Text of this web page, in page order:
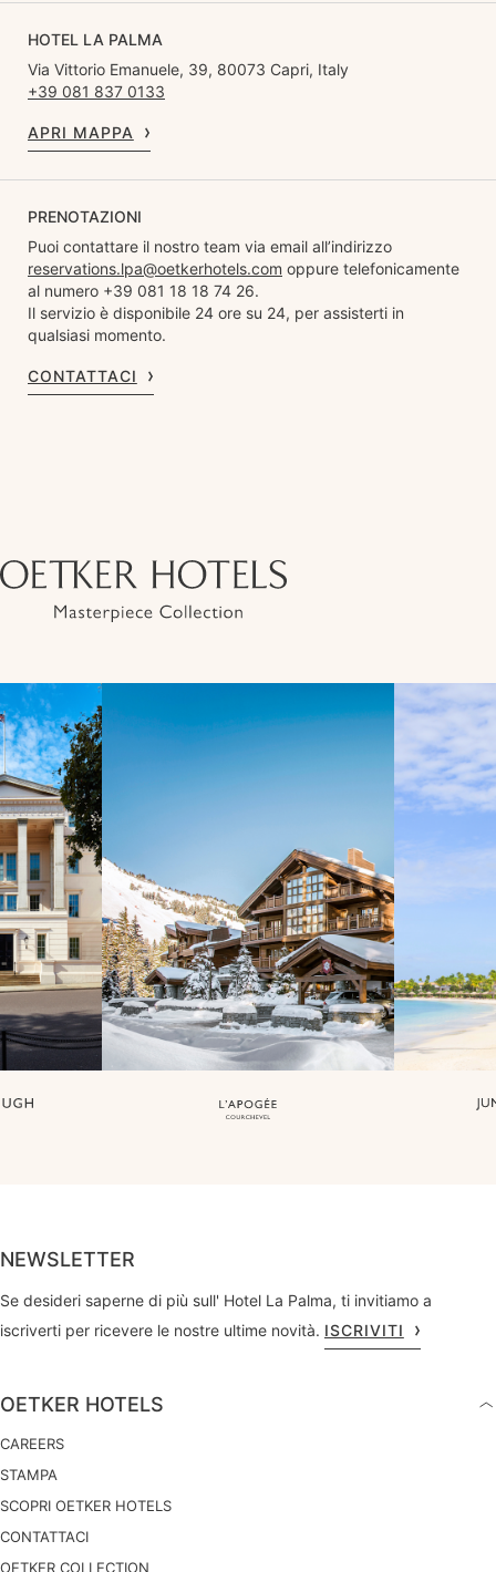
HOTEL LA PALMA
Via Vittorio Emanuele, 39, 80073 Capri, Italy
+39 081 837 0133
APRI MAPPA
PRENOTAZIONI
Puoi contattare il nostro team via email all’indirizzo
reservations.lpa@oetkerhotels.com oppure telefonicamente
al numero +39 081 18 18 74 26.
Il servizio è disponibile 24 ore su 24, per assisterti in
qualsiasi momento.
CONTATTACI
NEWSLETTER
Se desideri saperne di più sull' Hotel La Palma, ti invitiamo a
iscriverti per ricevere le nostre ultime novità. ISCRIVITI
OETKER HOTELS
CAREERS
STAMPA
SCOPRI OETKER HOTELS
CONTATTACI
OETKER COLLECTION